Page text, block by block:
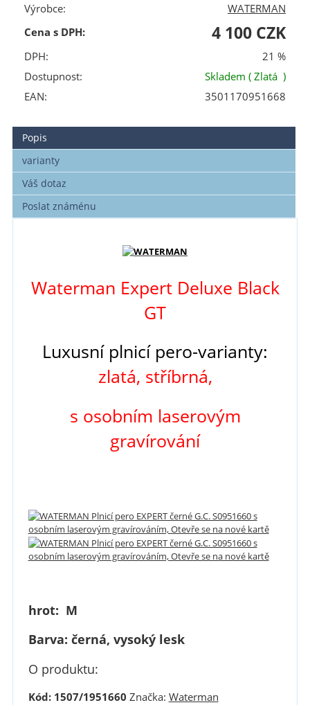
Výrobce:
WATERMAN
Cena s DPH:
4 100 CZK
DPH:
21 %
Dostupnost:
Skladem ( Zlatá )
EAN:
3501170951668
Popis
varianty
Váš dotaz
Poslat známénu
Waterman Expert Deluxe Black
GT
Luxusní plnicí pero-varianty:
zlatá, stříbrná,
s osobním laserovým
gravírování
hrot: M
Barva: černá, vysoký lesk
O produktu:
Kód: 1507/1951660 Značka: Waterman